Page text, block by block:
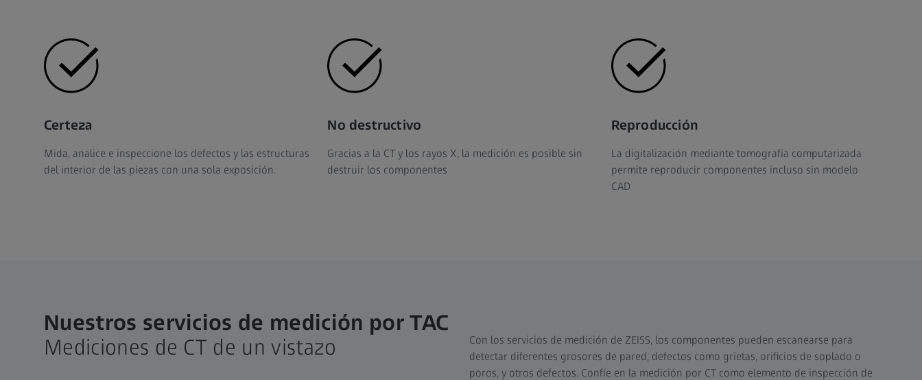
Certeza
Mida, analice e inspeccione los defectos y las estructuras
del interior de las piezas con una sola exposición.
No destructivo
Gracias a la CT y los rayos X, la medición es posible sin
destruir los componentes
Reproducción
La digitalización mediante tomografía computarizada
permite reproducir componentes incluso sin modelo
CAD
Nuestros servicios de medición por TAC
Mediciones de CT de un vistazo
Con los servicios de medición de ZEISS, los componentes pueden escanearse para
detectar diferentes grosores de pared, defectos como grietas, orificios de soplado o
poros, y otros defectos. Confíe en la medición por CT como elemento de inspección de